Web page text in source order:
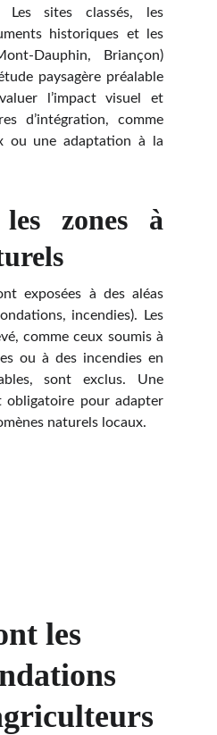
Les sites classés, les
historiques et les
Dauphin, Briançon)
paysagère préalable
l’impact visuel et
d’intégration, comme
ou une adaptation à la
zones à
exposées à des aléas
incendies). Les
comme ceux soumis à
ou à des incendies en
sont exclus. Une
obligatoire pour adapter
naturels locaux.
les